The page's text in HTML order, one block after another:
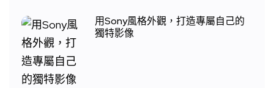
用Sony風格外觀，打造專屬自己的
獨特影像